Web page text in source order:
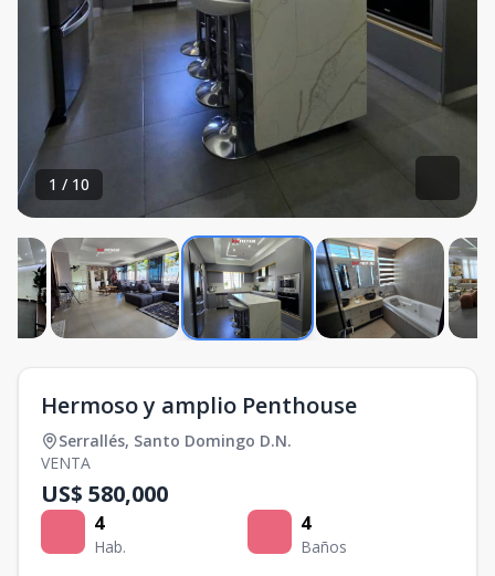
1 / 10
Hermoso y amplio Penthouse
Serrallés, Santo Domingo D.N.
VENTA
US$ 580,000
4
Hab.
4
Baños